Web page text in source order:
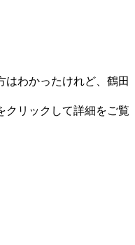
はわかったけれど、鶴田
クリックして詳細をご覧